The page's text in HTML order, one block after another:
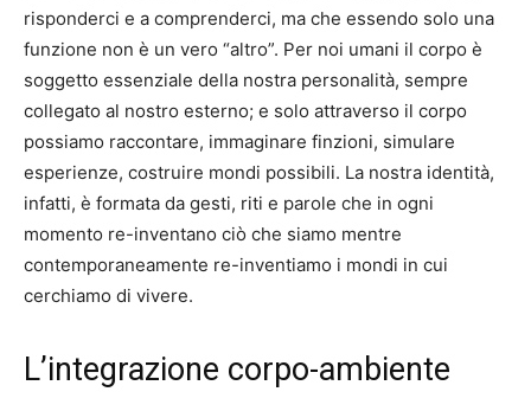
risponderci e a comprenderci, ma che essendo solo una
funzione non è un vero “altro”. Per noi umani il corpo è
soggetto essenziale della nostra personalità, sempre
collegato al nostro esterno; e solo attraverso il corpo
possiamo raccontare, immaginare finzioni, simulare
esperienze, costruire mondi possibili. La nostra identità,
infatti, è formata da gesti, riti e parole che in ogni
momento re-inventano ciò che siamo mentre
contemporaneamente re-inventiamo i mondi in cui
cerchiamo di vivere.
L’integrazione corpo-ambiente